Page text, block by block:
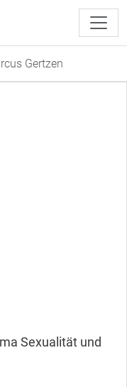
Gertzen
Sexualität und